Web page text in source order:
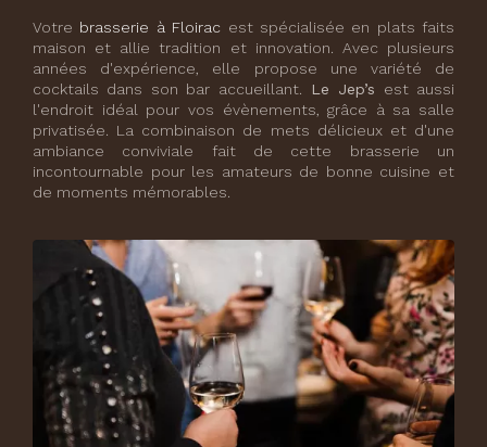
Votre brasserie à Floirac est spécialisée en plats faits
maison et allie tradition et innovation. Avec plusieurs
années d'expérience, elle propose une variété de
cocktails dans son bar accueillant.
Le Jep’s est aussi
l'endroit idéal pour vos évènements, grâce à sa salle
privatisée. La combinaison de mets délicieux et d'une
ambiance conviviale fait de cette brasserie un
incontournable pour les amateurs de bonne cuisine et
de moments mémorables.